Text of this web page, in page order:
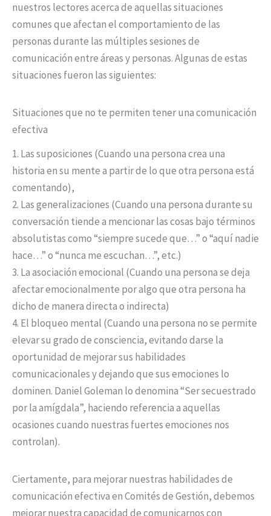
nuestros lectores acerca de aquellas situaciones
comunes que afectan el comportamiento de las
personas durante las múltiples sesiones de
comunicación entre áreas y personas. Algunas de estas
situaciones fueron las siguientes:
Situaciones que no te permiten tener una comunicación
efectiva
1. Las suposiciones (Cuando una persona crea una
historia en su mente a partir de lo que otra persona está
comentando),
2. Las generalizaciones (Cuando una persona durante su
conversación tiende a mencionar las cosas bajo términos
absolutistas como “siempre sucede que…” o “aquí nadie
hace…” o “nunca me escuchan…”, etc.)
3. La asociación emocional (Cuando una persona se deja
afectar emocionalmente por algo que otra persona ha
dicho de manera directa o indirecta)
4. El bloqueo mental (Cuando una persona no se permite
elevar su grado de consciencia, evitando darse la
oportunidad de mejorar sus habilidades
comunicacionales y dejando que sus emociones lo
dominen. Daniel Goleman lo denomina “Ser secuestrado
por la amígdala”, haciendo referencia a aquellas
ocasiones cuando nuestras fuertes emociones nos
controlan).
Ciertamente, para mejorar nuestras habilidades de
comunicación efectiva en Comités de Gestión, debemos
mejorar nuestra capacidad de comunicarnos con